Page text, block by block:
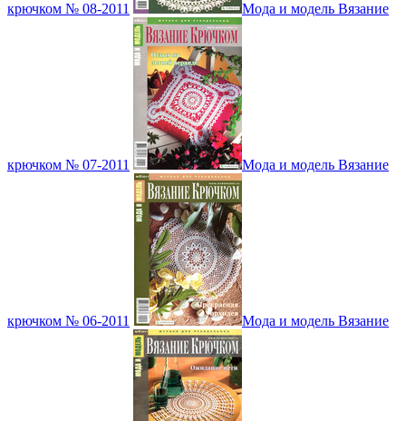
крючком № 08-2011 Мода и модель Вязание
крючком № 07-2011 Мода и модель Вязание
крючком № 06-2011 Мода и модель Вязание